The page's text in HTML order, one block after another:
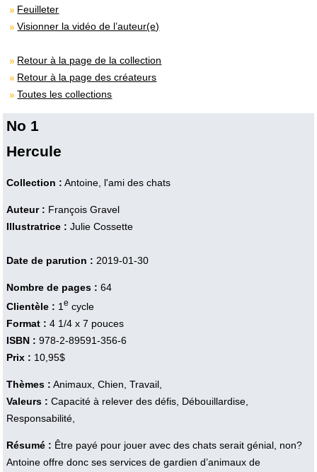
Feuilleter
Visionner la vidéo de l’auteur(e)
Retour à la page de la collection
Retour à la page des créateurs
Toutes les collections
No 1
Hercule
Collection : Antoine, l'ami des chats
Auteur : François Gravel
Illustratrice : Julie Cossette
Date de parution : 2019-01-30
Nombre de pages : 64
Clientèle : 1 e cycle
Format : 4 1/4 x 7 pouces
ISBN : 978-2-89591-356-6
Prix : 10,95$
Thèmes : Animaux, Chien, Travail,
Valeurs : Capacité à relever des défis, Débouillardise,
Responsabilité,
Résumé : Être payé pour jouer avec des chats serait génial, non?
Antoine offre donc ses services de gardien d’animaux de